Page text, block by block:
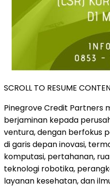
SCROLL TO RESUME
Pinegrove Credit Partners
berjaminan kepada
ventura, dengan berfokus
di garis depan inovasi,
komputasi, pertahanan,
teknologi robotika,
layanan kesehatan, dan